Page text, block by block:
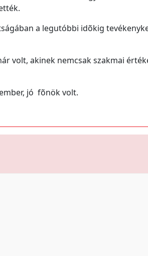
a legutóbbi idõkig
volt, akinek nemcsak szakmai
jó fõnök volt.